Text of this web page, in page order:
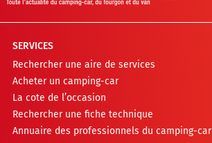
SERVICES
Rechercher une aire de services
Acheter un camping-car
La cote de l’occasion
Rechercher une fiche technique
Annuaire des professionnels du camping-car